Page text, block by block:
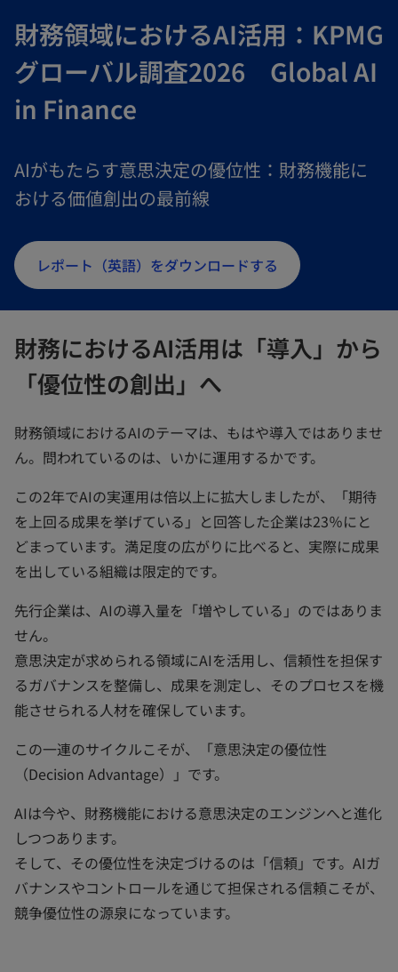
財務領域におけるAI活用：KPMG
グローバル調査2026 Global AI
in Finance
AIがもたらす意思決定の優位性：財務機能に
おける価値創出の最前線
レポート（英語）をダウンロードする
財務におけるAI活用は「導入」から
「優位性の創出」へ
財務領域におけるAIのテーマは、もはや導入ではありませ
ん。問われているのは、いかに運用するかです。
この2年でAIの実運用は倍以上に拡大しましたが、「期待
を上回る成果を挙げている」と回答した企業は23％にと
どまっています。満足度の広がりに比べると、実際に成果
を出している組織は限定的です。
先行企業は、AIの導入量を「増やしている」のではありま
せん。
意思決定が求められる領域にAIを活用し、信頼性を担保す
るガバナンスを整備し、成果を測定し、そのプロセスを機
能させられる人材を確保しています。
この一連のサイクルこそが、「意思決定の優位性
（Decision Advantage）」です。
AIは今や、財務機能における意思決定のエンジンへと進化
しつつあります。
そして、その優位性を決定づけるのは「信頼」です。AIガ
バナンスやコントロールを通じて担保される信頼こそが、
競争優位性の源泉になっています。